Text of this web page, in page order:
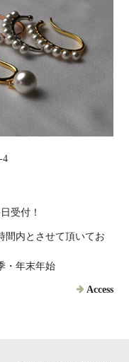
4
受付！
間内とさせて頂いてお
・年末年始
Access